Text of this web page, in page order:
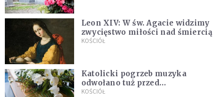
Leon XIV: W św. Agacie widzimy
zwycięstwo miłości nad śmiercią
KOŚCIÓŁ
Katolicki pogrzeb muzyka
odwołano tuż przed
uroczystością. Powodem była
KOŚCIÓŁ